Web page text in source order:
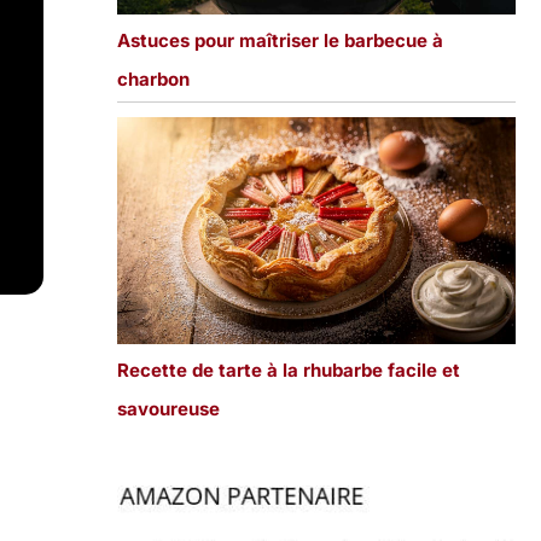
Astuces pour maîtriser le barbecue à
charbon
Recette de tarte à la rhubarbe facile et
savoureuse